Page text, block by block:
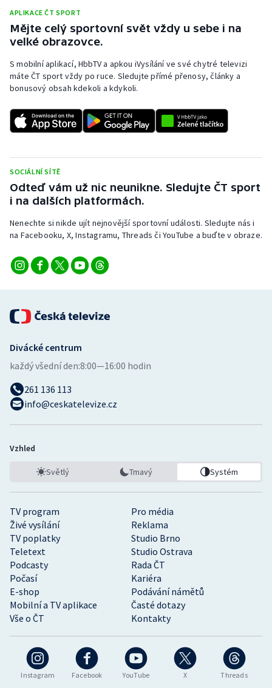
Ragby
Rychlobruslení
Rychlostní kanoistika
Short track
Sportovní střelba
Triatlon
Vodní slalom
Volejbal
APLIKACE ČT SPORT
Mějte celý sportovní svět vždy u sebe i na
velké obrazovce.
S mobilní aplikací, HbbTV a apkou iVysílání ve své chytré televizi
máte ČT sport vždy po ruce. Sledujte přímé přenosy, články a
bonusový obsah kdekoli a kdykoli.
SOCIÁLNÍ SÍTĚ
Odteď vám už nic neunikne. Sledujte ČT sport
i na dalších platformách.
Nenechte si nikde ujít nejnovější sportovní události. Sledujte nás i
na Facebooku, X, Instagramu, Threads či YouTube a buďte v obraze.
Instagram Facebook YouTube X Threads
TV program
Pro média
Živé vysílání
Reklama
TV poplatky
Studio Brno
Teletext
Studio Ostrava
Podcasty
Rada ČT
Počasí
Kariéra
E-shop
Podávání námětů
Mobilní a TV aplikace
Časté dotazy
Vše o ČT
Kontakty
Divácké centrum
každý všední den:8:00—16:00 hodin
261 136 113
info@ceskatelevize.cz
Vzhled
Světlý Tmavý Systém